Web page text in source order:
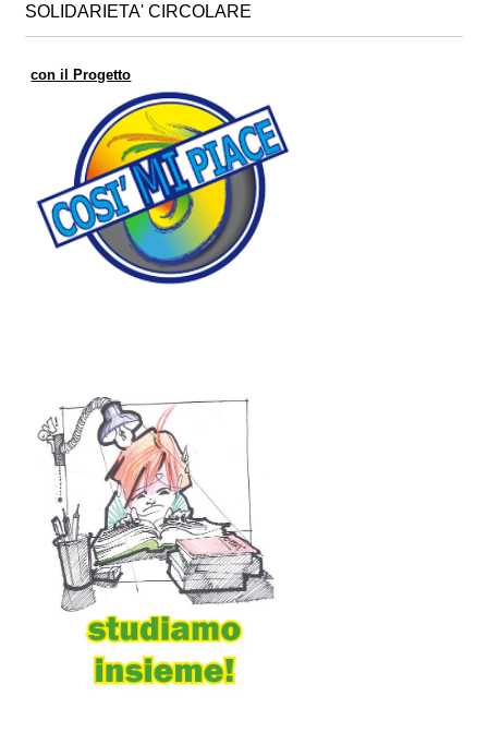
SOLIDARIETA' CIRCOLARE
con il Progetto